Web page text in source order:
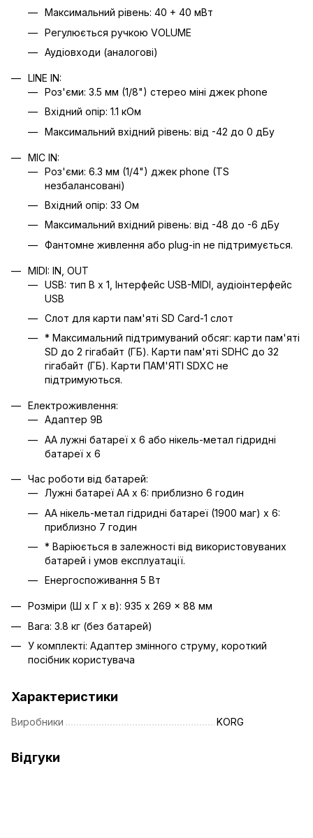
Максимальний рівень: 40 + 40 мВт
Регулюється ручкою VOLUME
Аудіовходи (аналогові)
LINE IN:
Роз'єми: 3.5 мм (1/8") стерео міні джек phone
Вхідний опір: 1.1 кОм
Максимальний вхідний рівень: від -42 до 0 дБу
MIC IN:
Роз'єми: 6.3 мм (1/4") джек phone (TS
незбалансовані)
Вхідний опір: 33 Ом
Максимальний вхідний рівень: від -48 до -6 дБу
Фантомне живлення або plug-in не підтримується.
MIDI: IN, OUT
USB: тип B x 1, Інтерфейс USB-MIDI, аудіоінтерфейс
USB
Слот для карти пам'яті SD Card-1 слот
* Максимальний підтримуваний обсяг: карти пам'яті
SD до 2 гігабайт (ГБ). Карти пам'яті SDHC до 32
гігабайт (ГБ). Карти ПАМ'ЯТІ SDXC не
підтримуються.
Електроживлення:
Адаптер 9В
AA лужні батареї x 6 або нікель-метал гідридні
батареї x 6
Час роботи від батарей:
Лужні батареї AA x 6: приблизно 6 годин
AA нікель-метал гідридні батареї (1900 маг) x 6:
приблизно 7 годин
* Варіюється в залежності від використовуваних
батарей і умов експлуатації.
Енергоспоживання 5 Вт
Розміри (Ш x Г x в): 935 x 269 x 88 мм
Вага: 3.8 кг (без батарей)
У комплекті: Адаптер змінного струму, короткий
посібник користувача
Характеристики
Виробники KORG
Відгуки